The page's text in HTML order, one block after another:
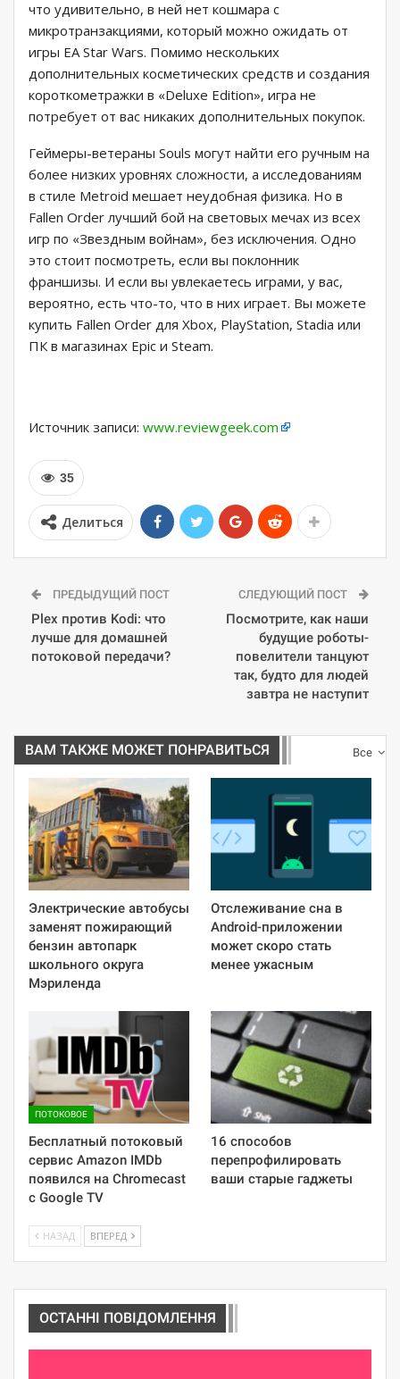
что удивительно, в ней нет кошмара с
микротранзакциями, который можно ожидать от
игры EA Star Wars. Помимо нескольких
дополнительных косметических средств и создания
короткометражки в «Deluxe Edition», игра не
потребует от вас никаких дополнительных покупок.
Геймеры-ветераны Souls могут найти его ручным на
более низких уровнях сложности, а исследованиям
в стиле Metroid мешает неудобная физика. Но в
Fallen Order лучший бой на световых мечах из всех
игр по «Звездным войнам», без исключения. Одно
это стоит посмотреть, если вы поклонник
франшизы. И если вы увлекаетесь играми, у вас,
вероятно, есть что-то, что в них играет. Вы можете
купить Fallen Order для Xbox, PlayStation, Stadia или
ПК в магазинах Epic и Steam.
Источник записи: www.reviewgeek.com
35
Делиться
ПРЕДЫДУЩИЙ ПОСТ
Plex против Kodi: что
лучше для домашней
потоковой передачи?
СЛЕДУЮЩИЙ ПОСТ
Посмотрите, как наши
будущие роботы-
повелители танцуют
так, будто для людей
завтра не наступит
Все
ВАМ ТАКЖЕ МОЖЕТ ПОНРАВИТЬСЯ
Электрические автобусы
заменят пожирающий
бензин автопарк
школьного округа
Мэриленда
Отслеживание сна в
Android-приложении
может скоро стать
менее ужасным
ПОТОКОВОЕ
Бесплатный потоковый
сервис Amazon IMDb
появился на Chromecast
с Google TV
16 способов
перепрофилировать
ваши старые гаджеты
НАЗАД ВПЕРЕД
ОСТАННІ ПОВІДОМЛЕННЯ